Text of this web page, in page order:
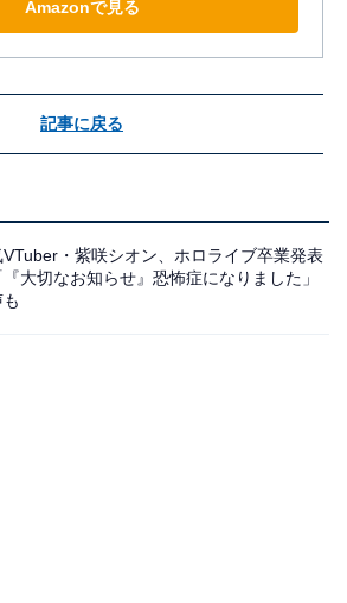
Amazonで見る
記事に戻る
VTuber・紫咲シオン、ホロライブ卒業発表
『大切なお知らせ』恐怖症になりました」